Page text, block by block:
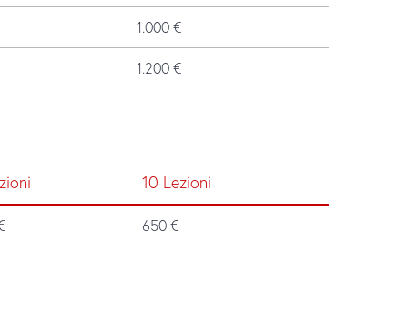
1.000 €
1.200 €
10 Lezioni
650 €